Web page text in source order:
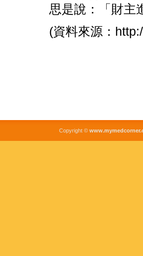
思是說：「財主
(資料來源：
Copyright ©